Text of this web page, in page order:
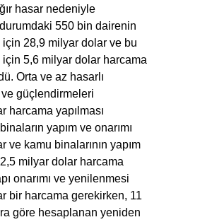
hasar nedeniyle
550 bin dairenin
için 28,9 milyar dolar ve bu
için 5,6 milyar dolar harcama
Orta ve az hasarlı
ve güçlendirmeleri
harcama yapılması
yapım ve onarımı
ve kamu binalarının yapım
milyar dolar harcama
onarımı ve yenilenmesi
bir harcama gerekirken, 11
göre hesaplanan yeniden